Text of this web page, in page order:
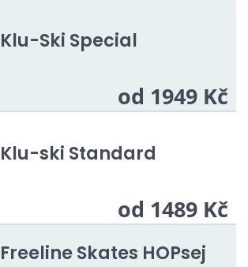
Klu-Ski Special
od 1949 Kč
Klu-ski Standard
od 1489 Kč
Freeline Skates HOPsej